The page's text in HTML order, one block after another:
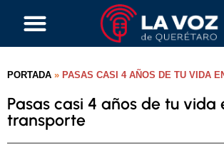
PORTADA » PASAS CASI 4 AÑOS DE TU VIDA
Pasas casi 4 años de tu vida
transporte